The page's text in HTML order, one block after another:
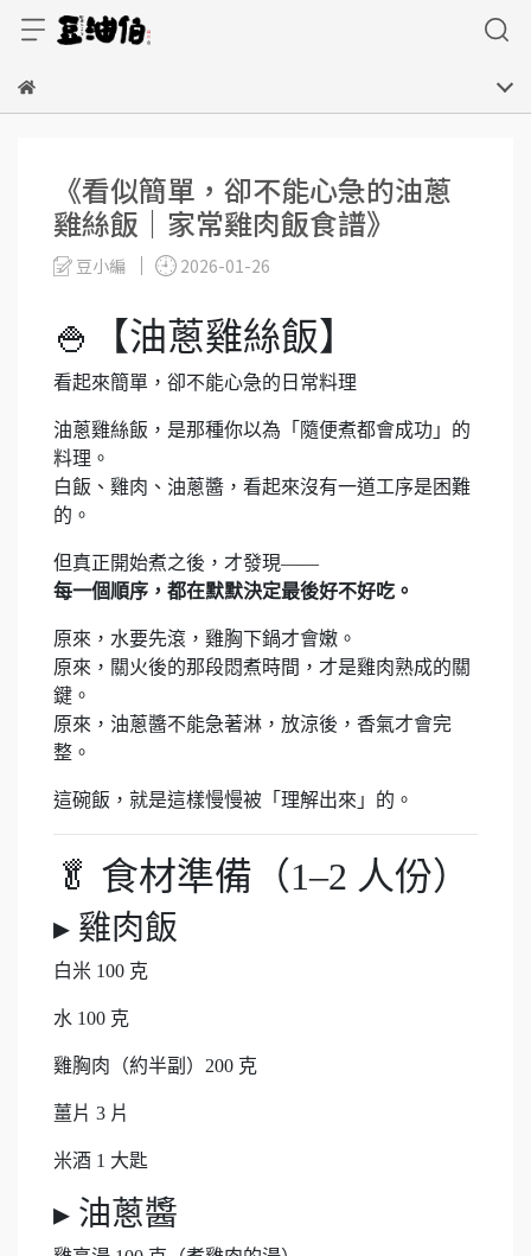
《看似簡單，卻不能心急的油蔥
雞絲飯｜家常雞肉飯食譜》
豆小編 2026-01-26
🍚【油蔥雞絲飯】
看起來簡單，卻不能心急的日常料理
油蔥雞絲飯，是那種你以為「隨便煮都會成功」的
料理。
白飯、雞肉、油蔥醬，看起來沒有一道工序是困難
的。
但真正開始煮之後，才發現——
每一個順序，都在默默決定最後好不好吃。
原來，水要先滾，雞胸下鍋才會嫩。
原來，關火後的那段悶煮時間，才是雞肉熟成的關
鍵。
原來，油蔥醬不能急著淋，放涼後，香氣才會完
整。
這碗飯，就是這樣慢慢被「理解出來」的。
🥬 食材準備（1–2 人份）
▸ 雞肉飯
白米 100 克
水 100 克
雞胸肉（約半副）200 克
薑片 3 片
米酒 1 大匙
▸ 油蔥醬